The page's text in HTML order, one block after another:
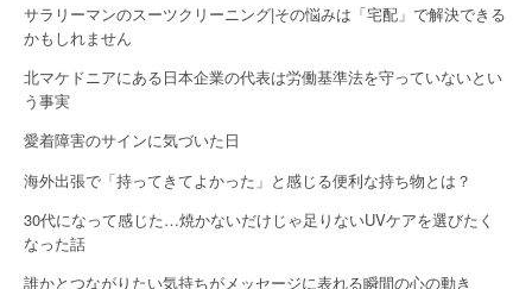
サラリーマンのスーツクリーニング|その悩みは「宅配」で解決できる
かもしれません
北マケドニアにある日本企業の代表は労働基準法を守っていないとい
う事実
愛着障害のサインに気づいた日
海外出張で「持ってきてよかった」と感じる便利な持ち物とは？
30代になって感じた…焼かないだけじゃ足りないUVケアを選びたく
なった話
誰かとつながりたい気持ちがメッセージに表れる瞬間の心の動き